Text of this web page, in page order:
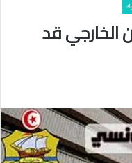
الخارجي قد